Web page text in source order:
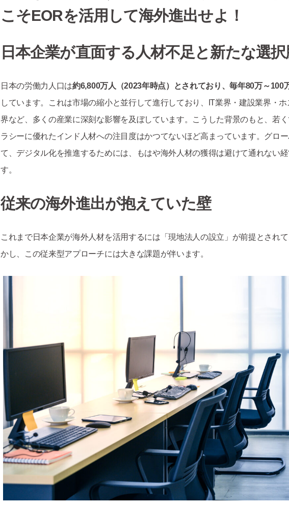
こそEORを活用して海外進出せよ！
日本企業が直面する人材不足と新たな選択
日本の労働力人口は約6,800万人（2023年時点）とされており、毎年80万～100
しています。これは市場の縮小と並行して進行しており、IT業界・建設業界・
界など、多くの産業に深刻な影響を及ぼしています。こうした背景のもと、若
ラシーに優れたインド人材への注目度はかつてないほど高まっています。グロ
て、デジタル化を推進するためには、もはや海外人材の獲得は避けて通れない
す。
従来の海外進出が抱えていた壁
これまで日本企業が海外人材を活用するには「現地法人の設立」が前提とされ
かし、この従来型アプローチには大きな課題が伴います。